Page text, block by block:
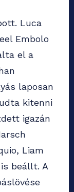
Luca
Embolo
el a
laposan
kitenni
igazán
Liam
beállt. A